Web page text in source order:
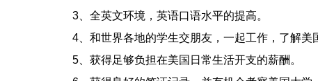
3、全英文环境，英语口语水平的提高。
4、和世界各地的学生交朋友，一起工作，了解美
5、获得足够负担在美国日常生活开支的薪酬。